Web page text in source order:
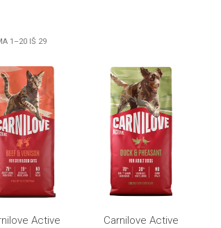
1–20 IŠ 29
Active
Carnilove Active